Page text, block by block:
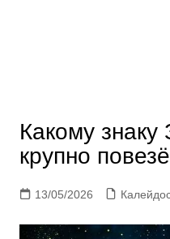
Какому знаку
крупно
13/05/2026